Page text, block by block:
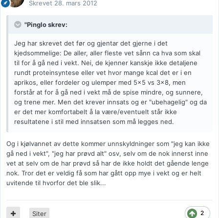
Skrevet 28. mars 2012
"Pinglo skrev:
Jeg har skrevet det før og gjentar det gjerne i det
kjedsommelige: De aller, aller fleste vet sånn ca hva som skal
til for å gå ned i vekt. Nei, de kjenner kanskje ikke detaljene
rundt proteinsyntese eller vet hvor mange kcal det er i en
aprikos, eller fordeler og ulemper med 5x5 vs 3x8, men
forstår at for å gå ned i vekt må de spise mindre, og sunnere,
og trene mer. Men det krever innsats og er "ubehagelig" og da
er det mer komfortabelt å la være/eventuelt står ikke
resultatene i stil med innsatsen som må legges ned.
Og i kjølvannet av dette kommer unnskyldninger som "jeg kan ikke
gå ned i vekt", "jeg har prøvd alt" osv, selv om de nok innerst inne
vet at selv om de har prøvd så har de ikke holdt det gående lenge
nok. Tror det er veldig få som har gått opp mye i vekt og er helt
uvitende til hvorfor det ble slik...
2
Siter